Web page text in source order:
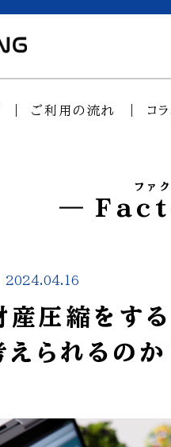
ご利用の流れ コ
ファ
2024.04.16
産圧縮をす
えられるのか